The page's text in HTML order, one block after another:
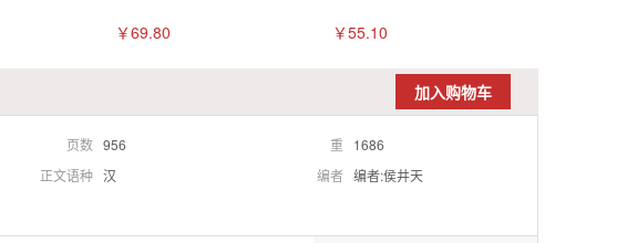
￥69.80 ￥55.10
加入购物车
页数 956 重
1686
正文语种 汉 编者 编者:侯井天